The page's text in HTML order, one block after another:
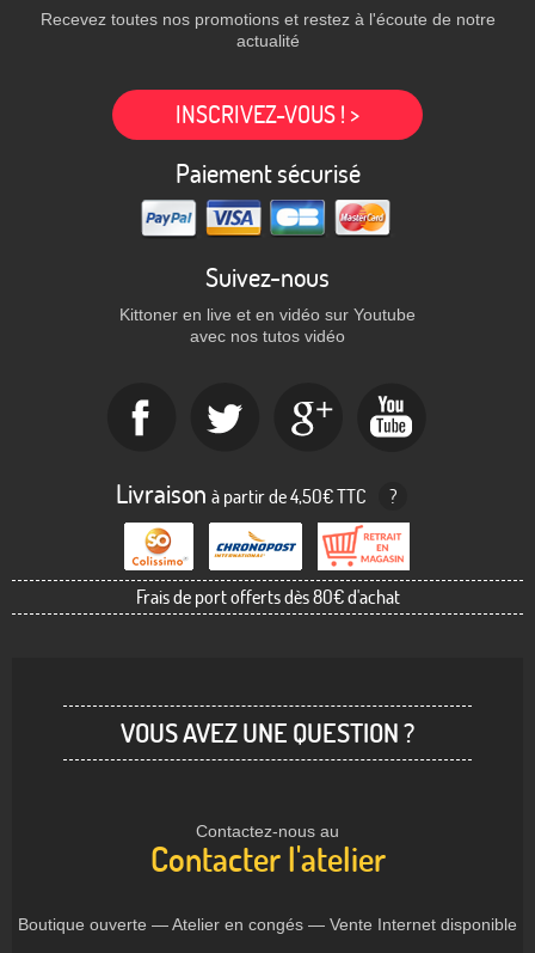
Recevez toutes nos promotions et restez à l'écoute de notre
actualité
INSCRIVEZ-VOUS ! >
Paiement sécurisé
Suivez-nous
Kittoner en live et en vidéo sur Youtube
avec nos tutos vidéo
Livraison à partir de 4,50€ TTC ?
Frais de port offerts dès 80€ d'achat
VOUS AVEZ UNE QUESTION ?
Contactez-nous au
Contacter l'atelier
Boutique ouverte — Atelier en congés — Vente Internet disponible